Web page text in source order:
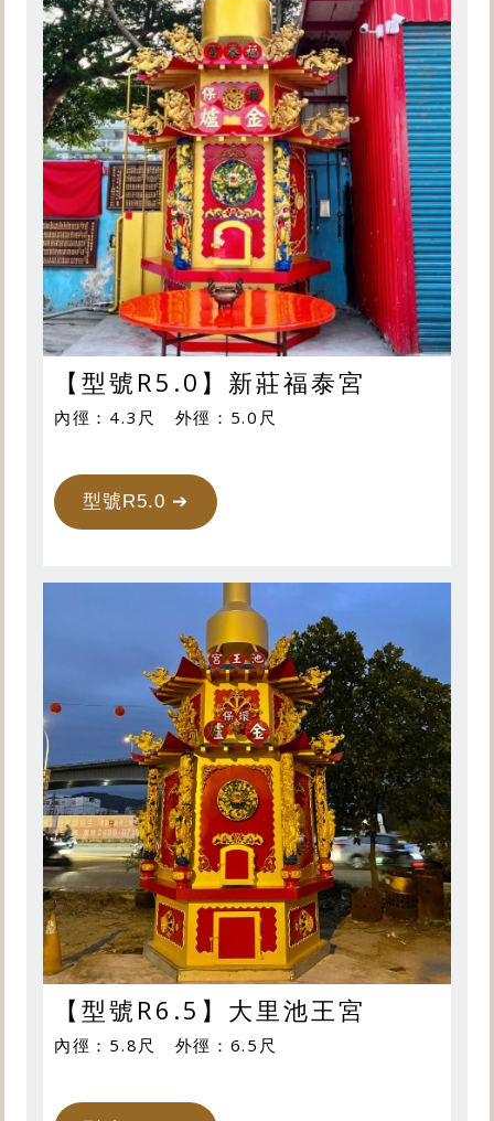
【型號R5.0】新莊福泰宮
內徑：4.3尺 外徑：5.0尺
型號R5.0 ➔
【型號R6.5】大里池王宮
內徑：5.8尺 外徑：6.5尺